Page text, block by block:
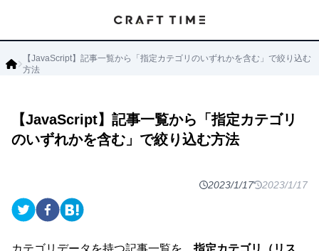
【JavaScript】記事一覧から「指定カテゴリのいずれかを含む」で絞り込む
方法
【JavaScript】記事一覧から「指定カテゴリ
のいずれかを含む」で絞り込む方法
2023/1/17 2023/1/17
カテゴリデータを持つ記事一覧を、指定カテゴリ（リス